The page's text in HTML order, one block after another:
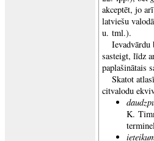
akceptēt, jo
latviešu
u. tml.).
Ievadvārdu
sasteigt, līdz
paplašinātais
Skatot
citvalodu
K.